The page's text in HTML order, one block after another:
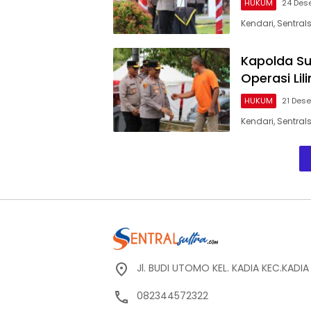
HUKUM 24
Kendari,
Kapolda
Operasi
HUKUM 21
Kendari,
Jl. BUDI UTOMO KEL. KADIA
082344572322